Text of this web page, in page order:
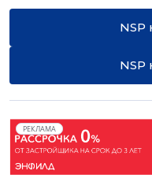
NSP
NSP
РЕКЛАМА